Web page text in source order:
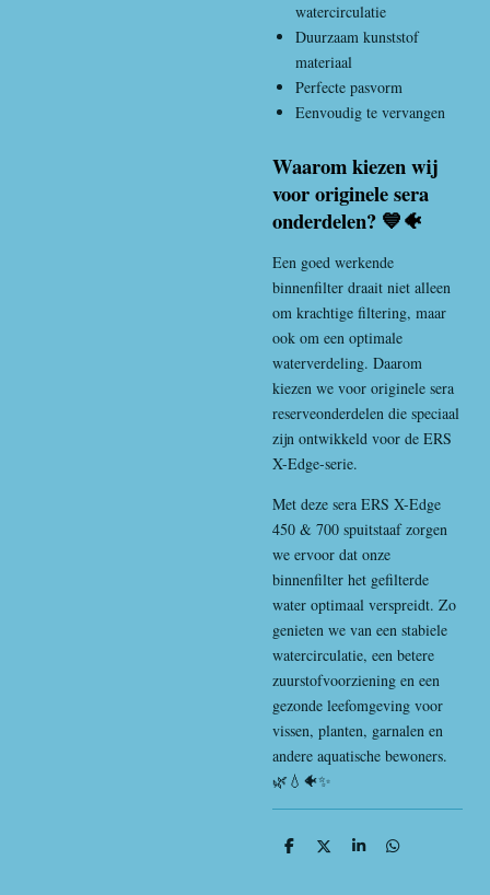
watercirculatie
Duurzaam kunststof
materiaal
Perfecte pasvorm
Eenvoudig te vervangen
Waarom kiezen wij
voor originele sera
onderdelen? 💙🐠
Een goed werkende
binnenfilter draait niet alleen
om krachtige filtering, maar
ook om een optimale
waterverdeling. Daarom
kiezen we voor originele sera
reserveonderdelen die speciaal
zijn ontwikkeld voor de ERS
X-Edge-serie.
Met deze sera ERS X-Edge
450 & 700 spuitstaaf zorgen
we ervoor dat onze
binnenfilter het gefilterde
water optimaal verspreidt. Zo
genieten we van een stabiele
watercirculatie, een betere
zuurstofvoorziening en een
gezonde leefomgeving voor
vissen, planten, garnalen en
andere aquatische bewoners.
🌿💧🐠✨
D
D
S
D